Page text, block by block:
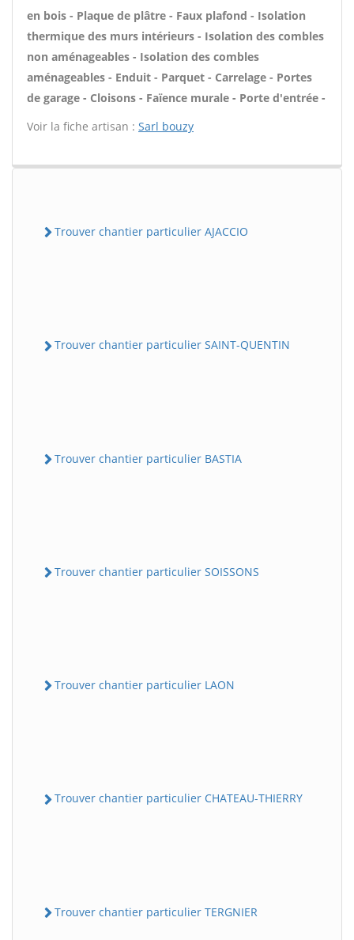
en bois - Plaque de plâtre - Faux plafond - Isolation
thermique des murs intérieurs - Isolation des combles
non aménageables - Isolation des combles
aménageables - Enduit - Parquet - Carrelage - Portes
de garage - Cloisons - Faïence murale - Porte d'entrée -
Voir la fiche artisan : Sarl bouzy
Trouver chantier particulier AJACCIO
Trouver chantier particulier SAINT-QUENTIN
Trouver chantier particulier BASTIA
Trouver chantier particulier SOISSONS
Trouver chantier particulier LAON
Trouver chantier particulier CHATEAU-THIERRY
Trouver chantier particulier TERGNIER